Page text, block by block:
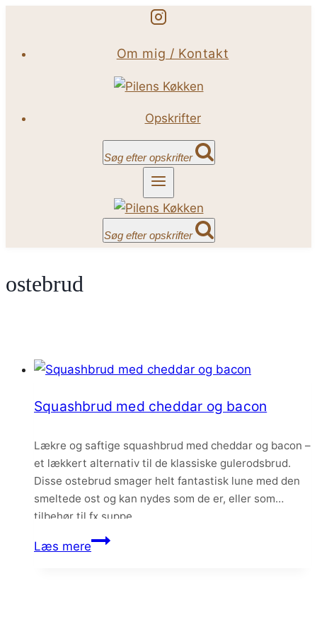
indhold
Om mig / Kontakt
Opskrifter
Søg efter opskrifter
Søg efter opskrifter
ostebrud
Squashbrud med cheddar og bacon
Lækre og saftige squashbrud med cheddar og bacon –
et lækkert alternativ til de klassiske gulerodsbrud.
Disse ostebrud smager helt fantastisk lune med den
smeltede ost og kan nydes som de er, eller som
tilbehør til fx suppe.
Læs mereSquashbrud